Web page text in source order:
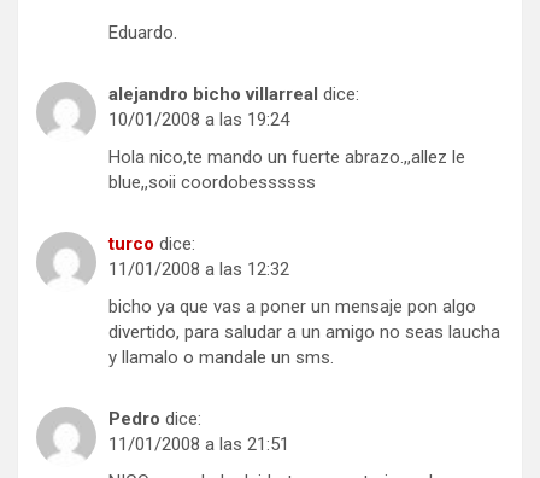
Eduardo.
alejandro bicho villarreal dice:
10/01/2008 a las 19:24
Hola nico,te mando un fuerte abrazo.,,allez le
blue,,soii coordobessssss
turco dice:
11/01/2008 a las 12:32
bicho ya que vas a poner un mensaje pon algo
divertido, para saludar a un amigo no seas laucha
y llamalo o mandale un sms.
Pedro dice:
11/01/2008 a las 21:51